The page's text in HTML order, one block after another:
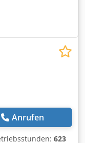
Anrufen
623